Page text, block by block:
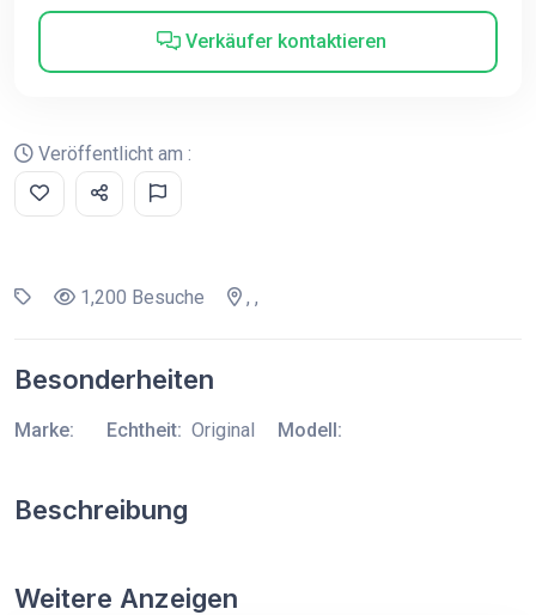
Verkäufer kontaktieren
Veröffentlicht am :
1,200 Besuche , ,
Besonderheiten
Marke: Echtheit: Original Modell:
Beschreibung
Weitere Anzeigen